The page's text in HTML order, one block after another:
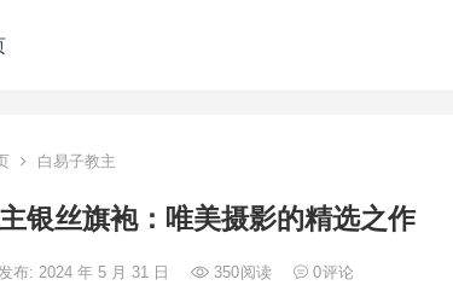
白易子教主
银丝旗袍：唯美摄影的精选之作
布: 2024 年 5 月 31 日 350阅读 0评论